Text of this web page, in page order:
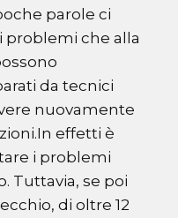
parole ci
problemi che alla
da tecnici
nuovamente
effetti è
i problemi
Tuttavia, se poi
di oltre 12